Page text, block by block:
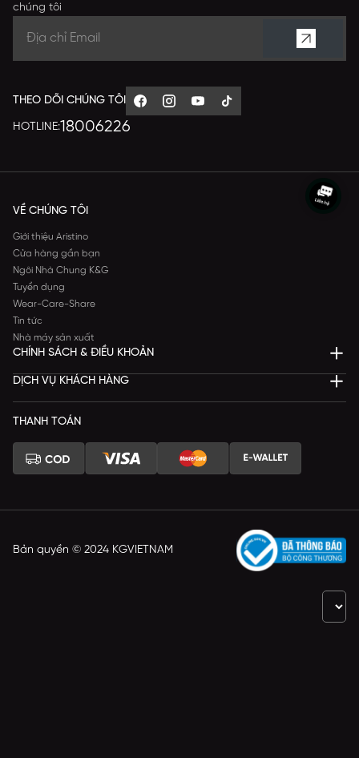
chúng tôi
THEO DÕI CHÚNG TÔI
HOTLINE:18006226
VỀ CHÚNG TÔI
Giới thiệu Aristino
Cửa hàng gần bạn
Ngôi Nhà Chung K&G
Tuyển dụng
Wear-Care-Share
Tin tức
Nhà máy sản xuất
CHÍNH SÁCH & ĐIỀU KHOẢN
DỊCH VỤ KHÁCH HÀNG
THANH TOÁN
Bản quyền © 2024 KGVIETNAM